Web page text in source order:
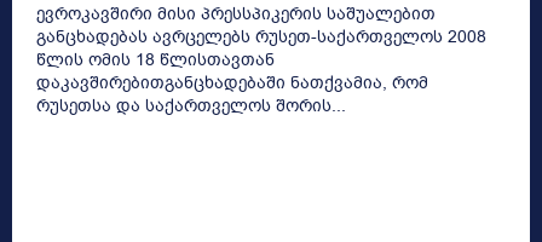
ევროკავშირი მისი პრესსპიკერის საშუალებით
განცხადებას ავრცელებს რუსეთ-საქართველოს 2008
წლის ომის 18 წლისთავთან
დაკავშირებითგანცხადებაში ნათქვამია, რომ
რუსეთსა და საქართველოს შორის...